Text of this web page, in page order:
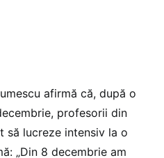
afirmă că, după o
profesorii din
să lucreze intensiv la o
„Din 8 decembrie am